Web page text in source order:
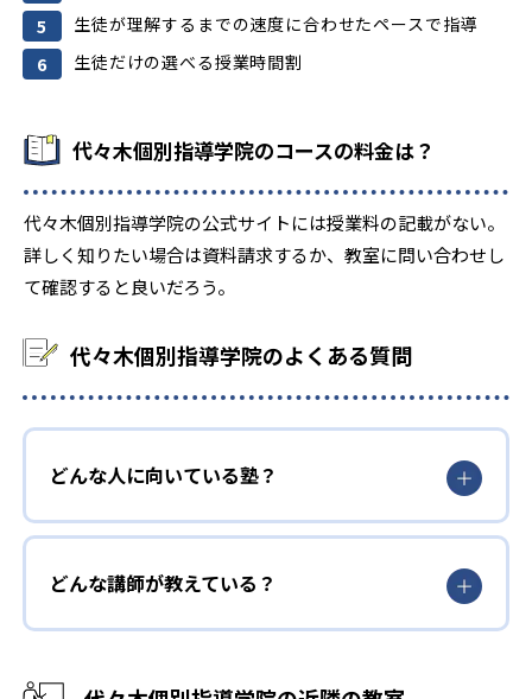
生徒が理解するまでの速度に合わせたペースで指導
生徒だけの選べる授業時間割
代々木個別指導学院のコースの料金は？
代々木個別指導学院の公式サイトには授業料の記載がない。
詳しく知りたい場合は資料請求するか、教室に問い合わせし
て確認すると良いだろう。
代々木個別指導学院のよくある質問
どんな人に向いている塾？
どんな講師が教えている？